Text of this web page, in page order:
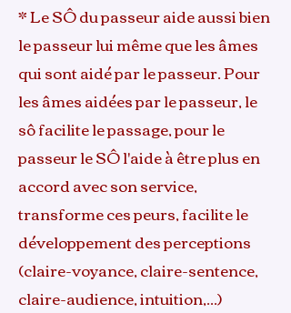
* Le SÔ du passeur aide aussi bien
le passeur lui même que les âmes
qui sont aidé par le passeur. Pour
les âmes aidées par le passeur, le
sô facilite le passage, pour le
passeur le SÔ l'aide à être plus en
accord avec son service,
transforme ces peurs, facilite le
développement des perceptions
(claire-voyance, claire-sentence,
claire-audience, intuition,...)